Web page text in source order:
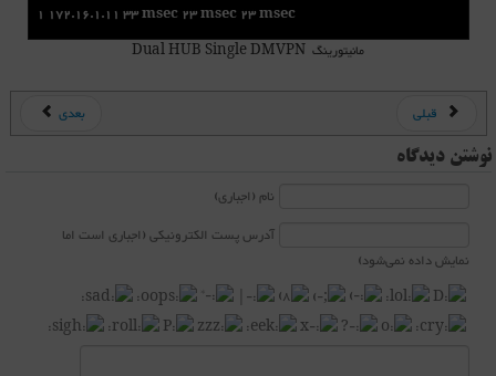
1 172.16.1.11 33 msec 23 msec 23 msec
مانیتورینگ Dual HUB Single DMVPN
قبلی بعدی
نوشتن دیدگاه
نام (اجباری)
آدرس پست الکترونیکی (اجباری است اما
نمایش داده نمی‌شود)